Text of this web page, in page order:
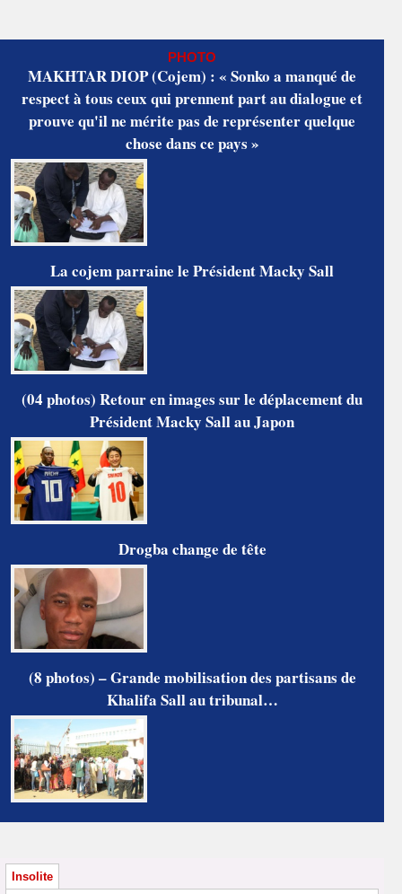
PHOTO
MAKHTAR DIOP (Cojem) : « Sonko a manqué de
respect à tous ceux qui prennent part au dialogue et
prouve qu'il ne mérite pas de représenter quelque
chose dans ce pays »
La cojem parraine le Président Macky Sall
(04 photos) Retour en images sur le déplacement du
Président Macky Sall au Japon
Drogba change de tête
(8 photos) – Grande mobilisation des partisans de
Khalifa Sall au tribunal…
Insolite